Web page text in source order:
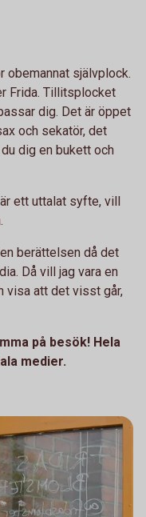
obemannat självplock.
Frida. Tillitsplocket
dig. Det är öppet
och sekatör, det
dig en bukett och
ett uttalat syfte, vill
berättelsen då det
Då vill jag vara en
visa att det visst går,
på besök! Hela
medier.